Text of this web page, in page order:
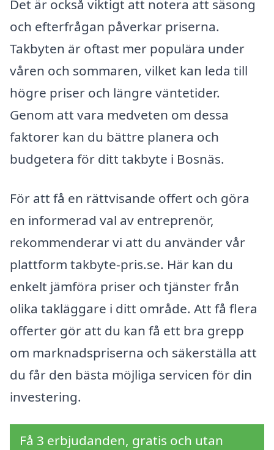
Det är också viktigt att notera att säsong
och efterfrågan påverkar priserna.
Takbyten är oftast mer populära under
våren och sommaren, vilket kan leda till
högre priser och längre väntetider.
Genom att vara medveten om dessa
faktorer kan du bättre planera och
budgetera för ditt takbyte i Bosnäs.
För att få en rättvisande offert och göra
en informerad val av entreprenör,
rekommenderar vi att du använder vår
plattform takbyte-pris.se. Här kan du
enkelt jämföra priser och tjänster från
olika takläggare i ditt område. Att få flera
offerter gör att du kan få ett bra grepp
om marknadspriserna och säkerställa att
du får den bästa möjliga servicen för din
investering.
Få 3 erbjudanden, gratis och utan